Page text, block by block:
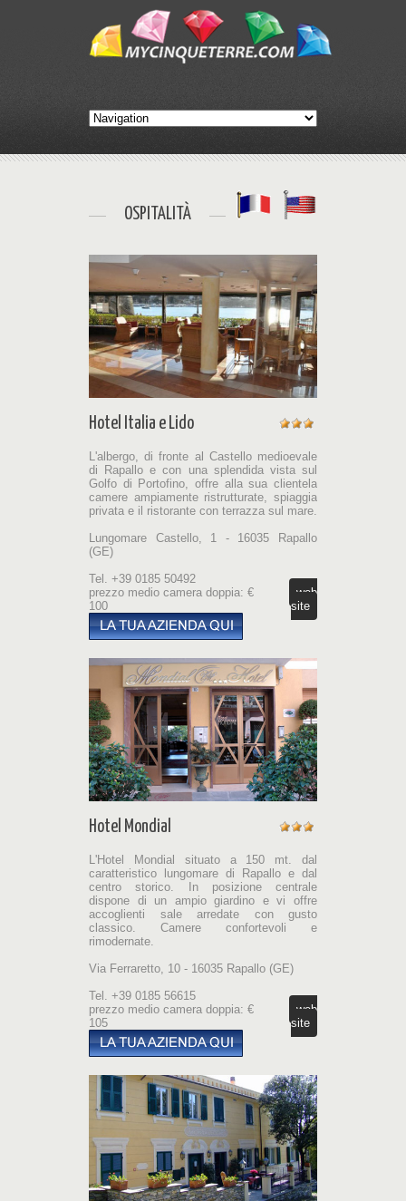
OSPITALITÀ
Hotel Italia e Lido
L'albergo, di fronte al Castello medioevale
di Rapallo e con una splendida vista sul
Golfo di Portofino, offre alla sua clientela
camere ampiamente ristrutturate, spiaggia
privata e il ristorante con terrazza sul mare.
Lungomare Castello, 1 - 16035 Rapallo
(GE)
Tel. +39 0185 50492
prezzo medio camera doppia: €
100
web
site
Hotel Mondial
L'Hotel Mondial situato a 150 mt. dal
caratteristico lungomare di Rapallo e dal
centro storico. In posizione centrale
dispone di un ampio giardino e vi offre
accoglienti sale arredate con gusto
classico. Camere confortevoli e
rimodernate.
Via Ferraretto, 10 - 16035 Rapallo (GE)
Tel. +39 0185 56615
prezzo medio camera doppia: €
105
web
site